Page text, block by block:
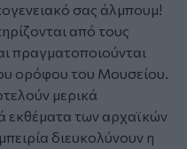
σας άλμπουμ!
από τους
πραγματοποιούνται
ορόφου του Μουσείου.
μερικά
εκθέματα των αρχαϊκών
διευκολύνουν η